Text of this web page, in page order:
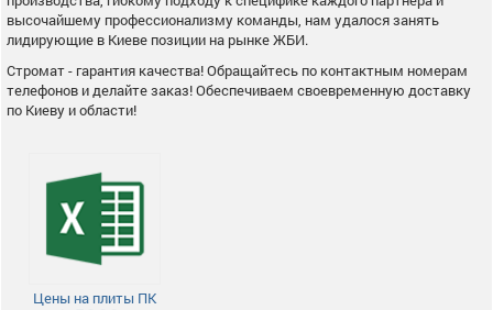
высочайшему профессионализму команды, нам удалося занять
лидирующие в Киеве позиции на рынке ЖБИ.
Стромат - гарантия качества! Обращайтесь по контактным номерам
телефонов и делайте заказ! Обеспечиваем своевременную доставку
по Киеву и области!
Цены на плиты ПК